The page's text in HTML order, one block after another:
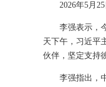
2026年5月
李强表示，
天下午，习近平
伙伴，坚定支持
李强指出，